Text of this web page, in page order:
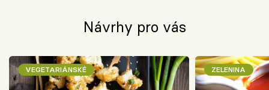
Návrhy pro vás
VEGETARIÁNSKÉ ZELENINA